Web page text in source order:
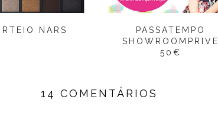
NARS
PASSATEMPO
SHOWROOMPRIVE
50€
14 COMENTÁRIOS